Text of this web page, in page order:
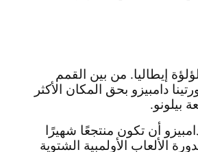
إيطاليا. من بين القمم
دامبيزو بحق المكان الأكثر
بيلونو.
أن تكون منتجعًا شهيرًا
الألعاب الأولمبية الشتوية